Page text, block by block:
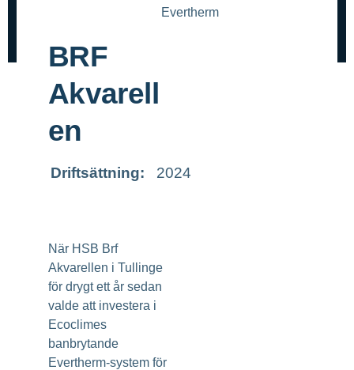
Evertherm
BRF
Akvarell
en
Driftsättning: 2024
När HSB Brf
Akvarellen i Tullinge
för drygt ett år sedan
valde att investera i
Ecoclimes
banbrytande
Evertherm-system för